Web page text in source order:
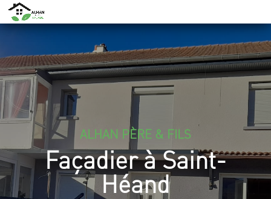
ALHAN PÈRE & FILS
Façadier à Saint-
Héand